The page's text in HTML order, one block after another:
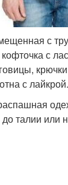
с
с
с лайкрой.
талии или